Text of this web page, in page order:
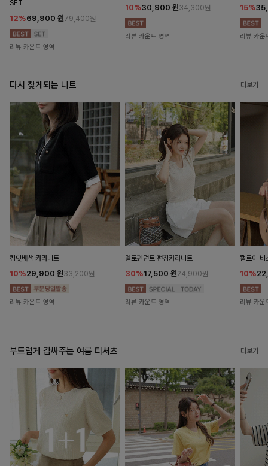
SET
12%69,900 원79,400원
리뷰 카운트 영역
10%30,900 원34,300원
리뷰 카운트 영역
15%
리뷰 카운
다시 찾게되는 니트 더보기
킹밋배색 카라니트
10%29,900 원33,200원
리뷰 카운트 영역
델로펜던트 펀칭카라니트
30%17,500 원24,900원
리뷰 카운트 영역
캘로이 비
10%
리뷰 카운
부드럽게 감싸주는 여름 티셔츠 더보기